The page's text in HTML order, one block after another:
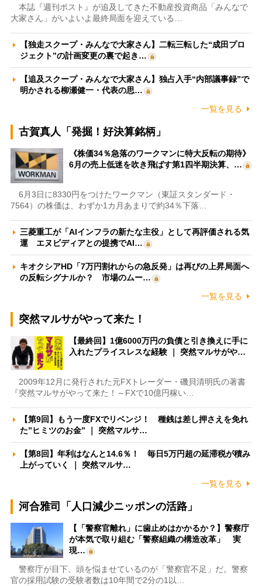
本誌『週刊ポスト』が追及してきた不動産投資商品「みんなで
大家さん」がいよいよ最終局面を迎えている…
【独走スクープ・みんなで大家さん】二転三転した“成田プロ
ジェクト”の計画変更の裏で起き…
【追及スクープ・みんなで大家さん】独占入手“内部議事録”で
明かされる柳瀬健一・代表の思…
一覧を見る
古賀真人「発掘！好決算銘柄」
《株価34％急落のワークマンに特大反転の期待》
6月の売上低迷を吹き飛ばす第1四半期決算、…
6月3日に8330円をつけたワークマン（東証スタンダード・
7564）の株価は、わずか1カ月あまりで約34％下落…
三菱重工が「AIインフラの新たな主役」として再評価される気
運 エヌビディアとの提携でAI…
キオクシアHD「7万円割れからの急反発」は再びの上昇局面へ
の反転シグナルか？ 市場のムー…
一覧を見る
突然マルサがやって来た！
【最終回】1億6000万円の負債と引き換えに手に
入れたプライスレスな経験 ｜ 突然マルサがや…
2009年12月に発行された元FXトレーダー・磯貝清明氏の著書
『突然マルサがやって来た！～FXで10億円稼い…
【第9回】もう一度FXでリベンジ！ 種銭は差し押さえを免れ
た”ヒミツのお金” ｜ 突然マルサ…
【第8回】年利はなんと14.6％！ 毎日5万円超の延滞税が積み
上がっていく ｜ 突然マルサ…
一覧を見る
河合雅司「人口減少ニッポンの活路」
【「警察官離れ」に歯止めはかかるか？】警察庁
が本気で取り組む「警察組織の構造改革」 実
現…
警察庁が目下、頭を悩ませているのが「警察官不足」だ。警察
官の採用試験の受験者数は10年間で2分の1以…